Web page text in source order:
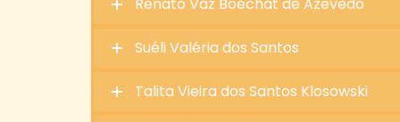
Suéli Valéria dos Santos
Talita Vieira dos Santos Klosowski